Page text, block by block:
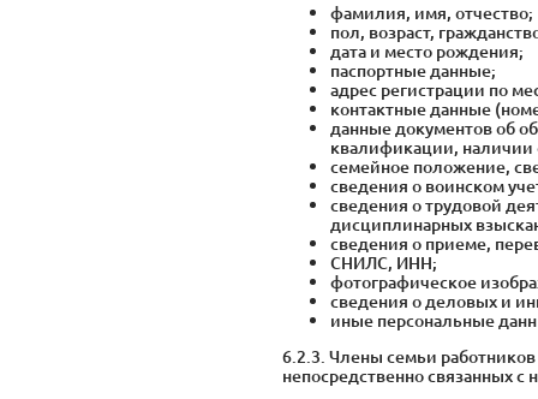
фамилия, имя, отчество;
пол, возраст,
дата и место рождения;
паспортные данные;
адрес регистрации по
контактные данные
данные документов об
квалификации, наличии
семейное положение,
сведения о воинском
сведения о трудовой
дисциплинарных
сведения о приеме,
СНИЛС, ИНН;
фотографическое
сведения о деловых и
иные персональные
6.2.3. Члены семьи
непосредственно связанных